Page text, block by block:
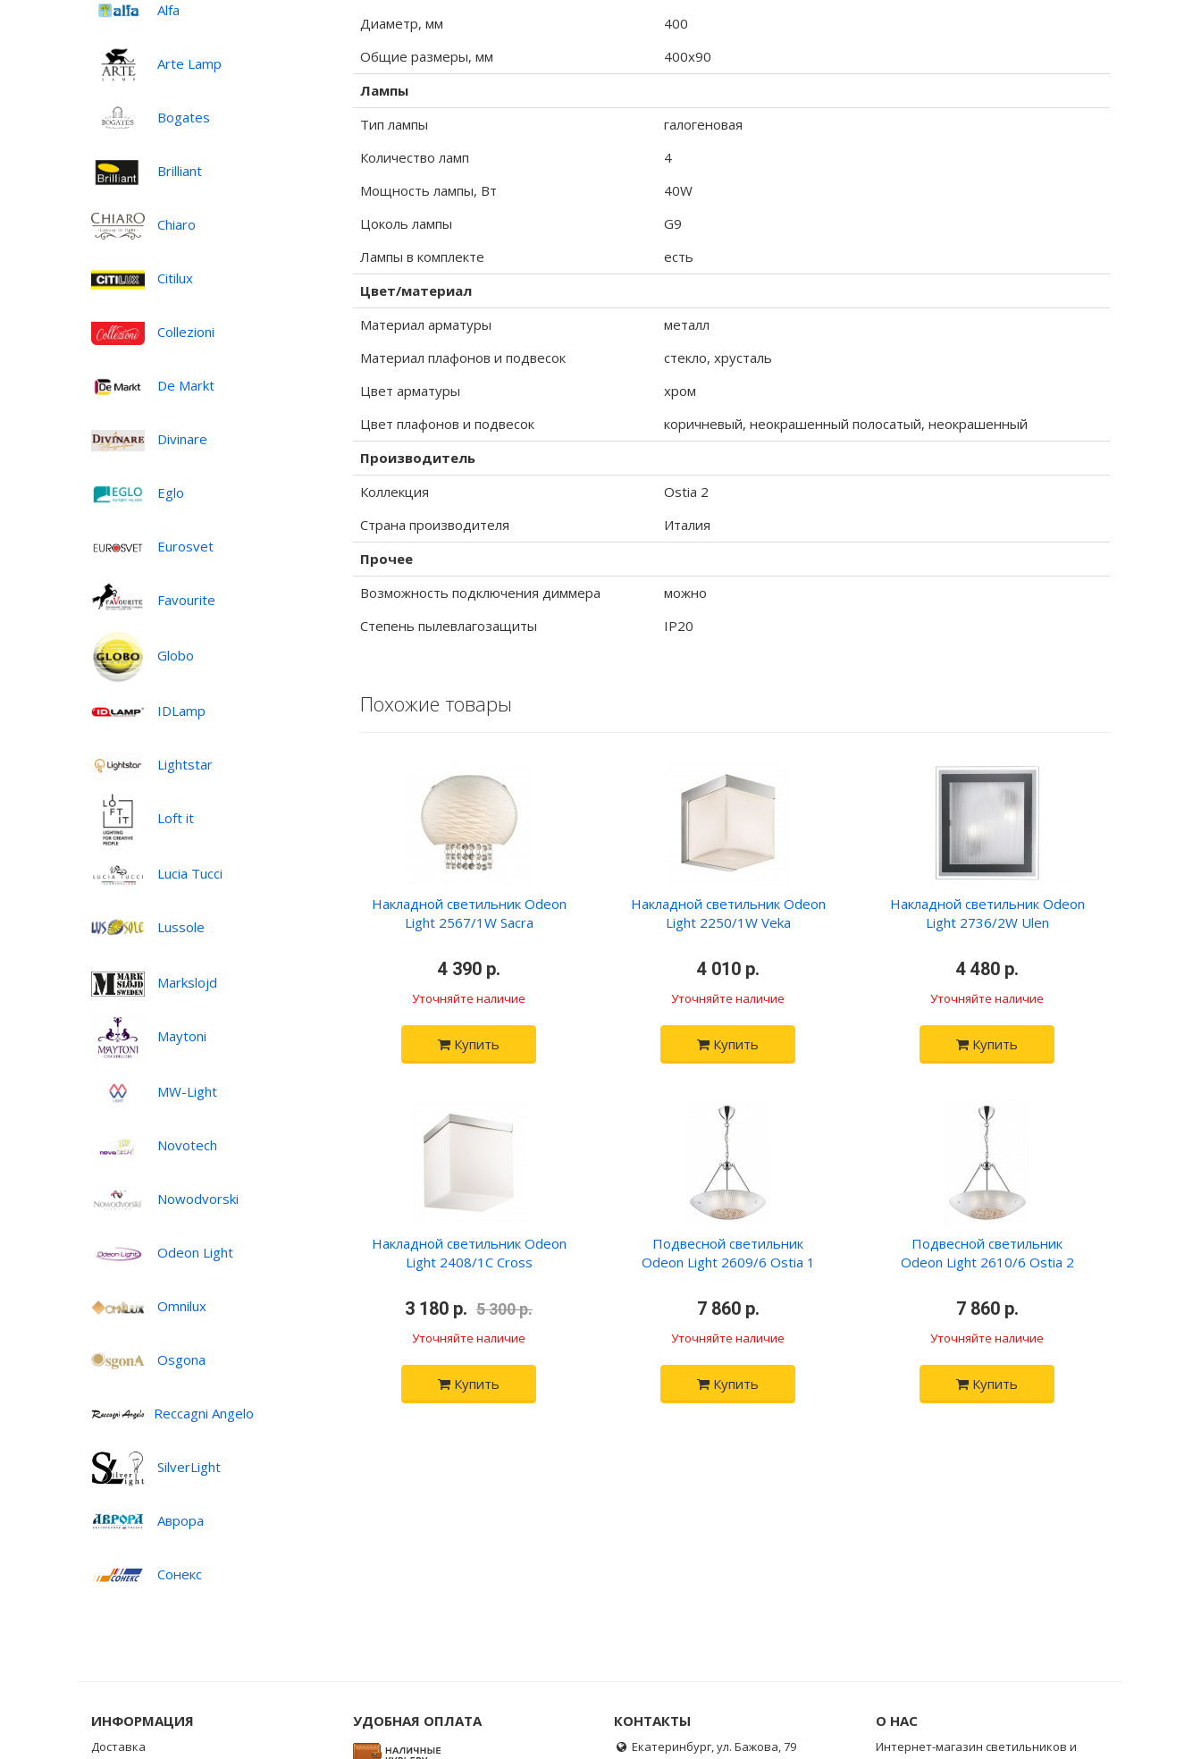
Alfa
Arte Lamp
Bogates
Brilliant
Chiaro
Citilux
Collezioni
De Markt
Divinare
Eglo
Eurosvet
Favourite
Globo
IDLamp
Lightstar
Loft it
Lucia Tucci
Lussole
Markslojd
Maytoni
MW-Light
Novotech
Nowodvorski
Odeon Light
Omnilux
Osgona
Reccagni Angelo
SilverLight
Аврора
Сонекс
Диаметр, мм
400
Общие размеры, мм
400x90
Лампы
Тип лампы
галогеновая
Количество ламп
4
Мощность лампы, Вт
40W
Цоколь лампы
G9
Лампы в комплекте
есть
Цвет/материал
Материал арматуры
металл
Материал плафонов и подвесок
стекло, хрусталь
Цвет арматуры
хром
Цвет плафонов и подвесок
коричневый, неокрашенный полосатый, неокрашенный
Производитель
Коллекция
Ostia 2
Страна производителя
Италия
Прочее
Возможность подключения диммера
можно
Степень пылевлагозащиты
IP20
Похожие товары
Накладной светильник Odeon
Light 2567/1W Sacra
4 390 р.
Уточняйте наличие
Купить
Накладной светильник Odeon
Light 2250/1W Veka
4 010 р.
Уточняйте наличие
Купить
Накладной светильник Odeon
Light 2736/2W Ulen
4 480 р.
Уточняйте наличие
Купить
Накладной светильник Odeon
Light 2408/1C Cross
3 180 р. 5 300 р.
Уточняйте наличие
Купить
Подвесной светильник
Odeon Light 2609/6 Ostia 1
7 860 р.
Уточняйте наличие
Купить
Подвесной светильник
Odeon Light 2610/6 Ostia 2
7 860 р.
Уточняйте наличие
Купить
ИНФОРМАЦИЯ
Доставка
УДОБНАЯ ОПЛАТА КОНТАКТЫ
Екатеринбург, ул. Бажова, 79
О НАС
Интернет-магазин светильников и